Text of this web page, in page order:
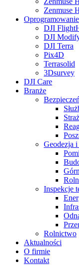
Zenmuse
Oprogramowanie
DJI
DJI
DJI Terra
Pix4D
Terrasolid
3Dsurvey
DJI Care
Branże
Geodezja
Inspekcje
Rolnictwo
Aktualności
O firmie
Kontakt